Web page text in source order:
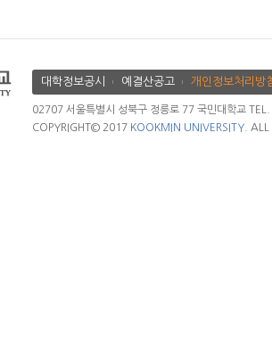
대학정보공시 예결산공고 개인정보처리방
02707 서울특별시 성북구 정릉로 77 국민대학교
COPYRIGHT© 2017 KOOKMIN UNIVERSITY. ALL